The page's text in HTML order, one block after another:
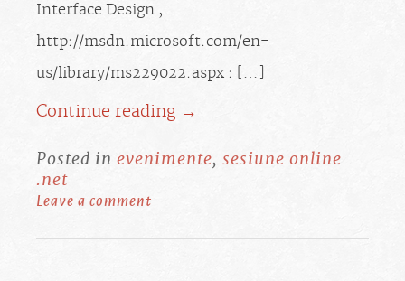
Interface Design ,
http://msdn.microsoft.com/en-
us/library/ms229022.aspx : […]
Continue reading →
Posted in evenimente, sesiune online
.net
Leave a comment